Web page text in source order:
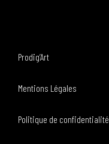
Prodig’Art
Mentions Légales
Politique de confidentialité